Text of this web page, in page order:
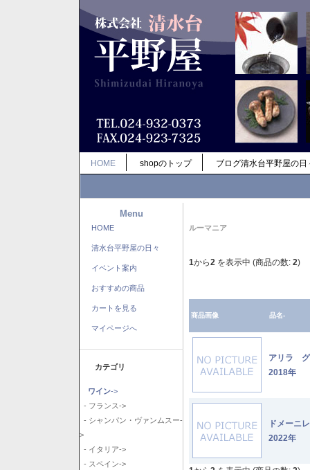
HOME shopのトップ ブログ清水台平野屋の日
Menu
HOME
清水台平野屋の日々
イベント案内
おすすめの商品
カートを見る
マイページへ
カテゴリ
ワイン->
- フランス->
- シャンパン・ヴァンムスー-
>
- イタリア->
- スペイン->
ルーマニア
1から2 を表示中 (商品の数: 2)
商品画像 品名-
アリラ
2018年
ドメー
2022年